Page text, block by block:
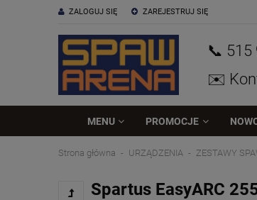
ZAREJESTRUJ SIĘ
ZALOGUJ SIĘ
📞 515
✉️
MENU PROMOCJE
Strona główna URZĄDZENIA ZESTAWY
Spartus EasyARC